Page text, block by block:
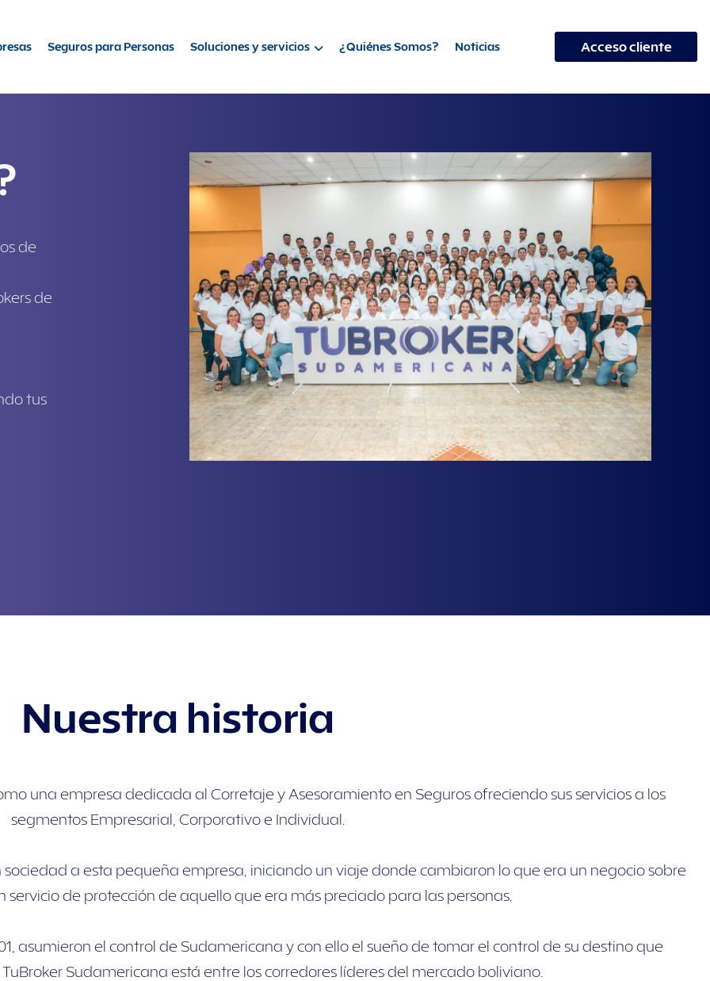
Seguros para Personas Soluciones y servicios ¿Quiénes Somos? Noticias Acceso cliente
de
de
tus
Nuestra historia
una empresa dedicada al Corretaje y Asesoramiento en Seguros ofreciendo sus servicios a los
segmentos Empresarial, Corporativo e Individual.
sociedad a esta pequeña empresa, iniciando un viaje donde cambiaron lo que era un negocio sobre
servicio de protección de aquello que era más preciado para las personas.
asumieron el control de Sudamericana y con ello el sueño de tomar el control de su destino que
Sudamericana está entre los corredores líderes del mercado boliviano.